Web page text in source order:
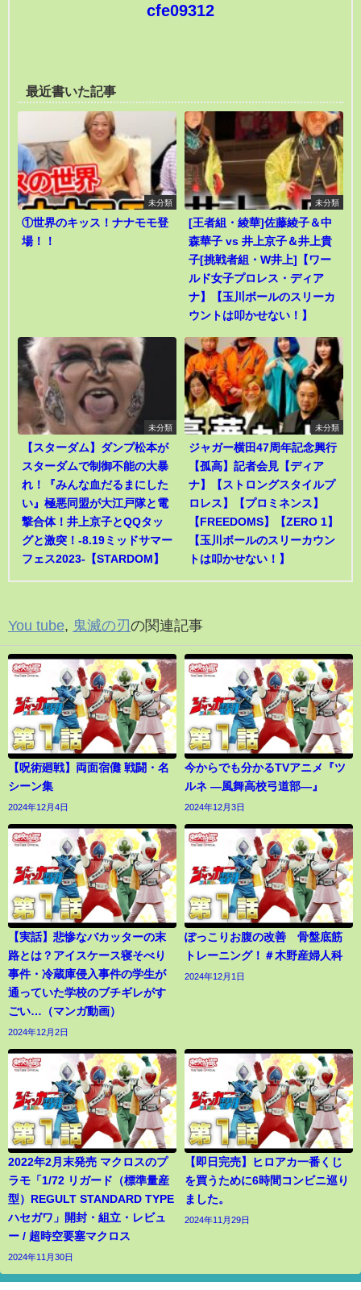
cfe09312
最近書いた記事
未分類
①世界のキッス！ナナモモ登
場！！
未分類
[王者組・綾華]佐藤綾子＆中
森華子 vs 井上京子＆井上貴
子[挑戦者組・W井上]【ワー
ルド女子プロレス・ディア
ナ】【玉川ボールのスリーカ
ウントは叩かせない！】
未分類
【スターダム】ダンプ松本が
スターダムで制御不能の大暴
れ！『みんな血だるまにした
い』極悪同盟が大江戸隊と電
撃合体！井上京子とQQタッ
グと激突！-8.19ミッドサマー
フェス2023-【STARDOM】
未分類
ジャガー横田47周年記念興行
【孤高】記者会見【ディア
ナ】【ストロングスタイルプ
ロレス】【プロミネンス】
【FREEDOMS】【ZERO 1】
【玉川ボールのスリーカウン
トは叩かせない！】
You tube, 鬼滅の刃 の関連記事
【呪術廻戦】両面宿儺 戦闘・名
シーン集
2024年12月4日
今からでも分かるTVアニメ『ツ
ルネ ―風舞高校弓道部―』
2024年12月3日
【実話】悲惨なバカッターの末
路とは？アイスケース寝そべり
事件・冷蔵庫侵入事件の学生が
通っていた学校のブチギレがす
ごい…（マンガ動画）
2024年12月2日
ぽっこりお腹の改善 骨盤底筋
トレーニング！＃木野産婦人科
2024年12月1日
2022年2月末発売 マクロスのプ
ラモ「1/72 リガード（標準量産
型）REGULT STANDARD TYPE
ハセガワ」開封・組立・レビュ
ー / 超時空要塞マクロス
2024年11月30日
【即日完売】ヒロアカ一番くじ
を買うために6時間コンビニ巡り
ました。
2024年11月29日